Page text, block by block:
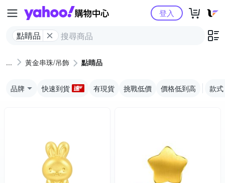
Yahoo購物中心
點睛品
登入
黃金串珠/吊飾 點睛品
品牌 快速到貨 有現貨 挑戰低價 價格低到高 款式